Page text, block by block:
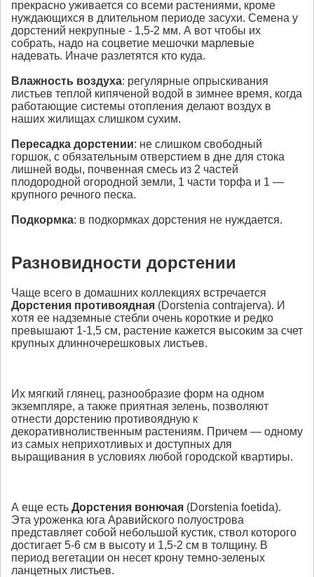
прекрасно уживается со всеми растениями, кроме
нуждающихся в длительном периоде засухи. Семена у
дорстений некрупные - 1,5-2 мм. А вот чтобы их
собрать, надо на соцветие мешочки марлевые
надевать. Иначе разлетятся кто куда.
Влажность воздуха: регулярные опрыскивания
листьев теплой кипяченой водой в зимнее время, когда
работающие системы отопления делают воздух в
наших жилищах слишком сухим.
Пересадка дорстении: не слишком свободный
горшок, с обязательным отверстием в дне для стока
лишней воды, почвенная смесь из 2 частей
плодородной огородной земли, 1 части торфа и 1 —
крупного речного песка.
Подкормка: в подкормках дорстения не нуждается.
Разновидности дорстении
Чаще всего в домашних коллекциях встречается
Дорстения противоядная (Dorstenia contrajerva). И
хотя ее надземные стебли очень короткие и редко
превышают 1-1,5 см, растение кажется высоким за счет
крупных длинночерешковых листьев.
Их мягкий глянец, разнообразие форм на одном
экземпляре, а также приятная зелень, позволяют
отнести дорстению противоядную к
декоративнолиственным растениям. Причем — одному
из самых неприхотливых и доступных для
выращивания в условиях любой городской квартиры.
А еще есть Дорстения вонючая (Dorstenia foetida).
Эта уроженка юга Аравийского полуострова
представляет собой небольшой кустик, ствол которого
достигает 5-6 см в высоту и 1,5-2 см в толщину. В
период вегетации он несет крону темно-зеленых
ланцетных листьев.